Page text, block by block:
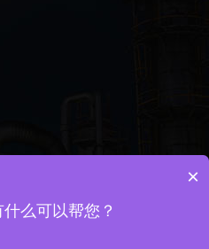
现代城A座6楼609
×
么可以帮您？